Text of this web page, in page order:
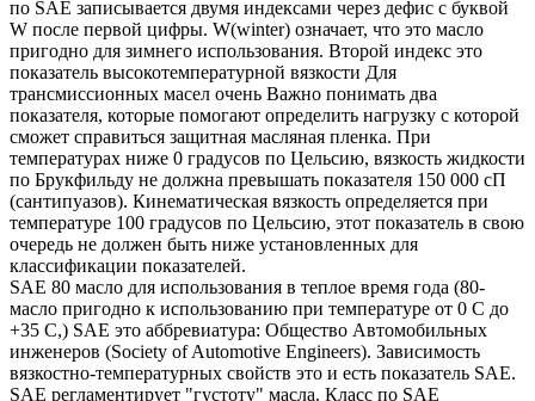
по SAE записывается двумя индексами через дефис с буквой
W после первой цифры. W(winter) означает, что это масло
пригодно для зимнего использования. Второй индекс это
показатель высокотемпературной вязкости Для
трансмиссионных масел очень Важно понимать два
показателя, которые помогают определить нагрузку с которой
сможет справиться защитная масляная пленка. При
температурах ниже 0 градусов по Цельсию, вязкость жидкости
по Брукфильду не должна превышать показателя 150 000 сП
(сантипуазов). Кинематическая вязкость определяется при
температуре 100 градусов по Цельсию, этот показатель в свою
очередь не должен быть ниже установленных для
классификации показателей.
SAE 80 масло для использования в теплое время года (80-
масло пригодно к использованию при температуре от 0 С до
+35 С,) SAE это аббревиатура: Общество Автомобильных
инженеров (Society of Automotive Engineers). Зависимость
вязкостно-температурных свойств это и есть показатель SAE.
SAE регламентирует "густоту" масла. Класс по SAE